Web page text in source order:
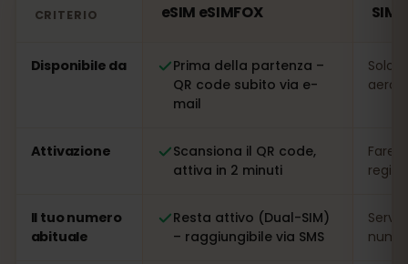
CRITERIO eSIM eSIMFOX SIM
Disponibile da
Prima della partenza –
QR code subito via e-
mail
Solo
Attivazione
Scansiona il QR code,
attiva in 2 minuti
Fare
Il tuo numero
abituale
Resta attivo (Dual-SIM)
– raggiungibile via SMS